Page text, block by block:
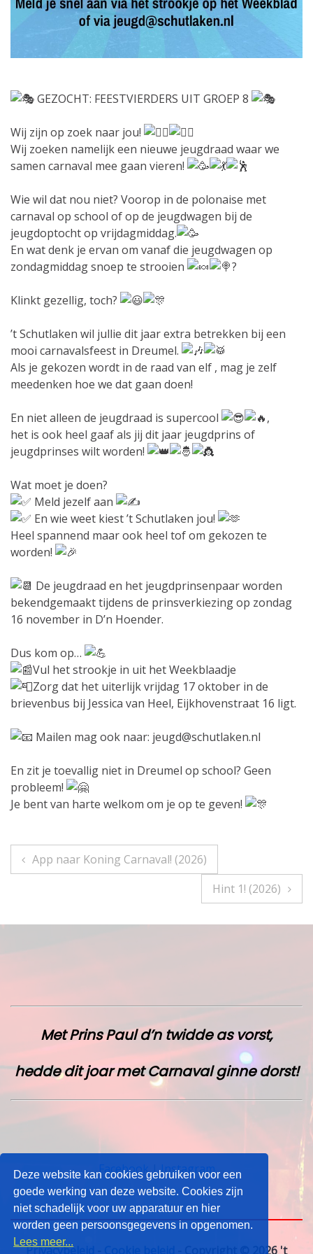
GEZOCHT: FEESTVIERDERS UIT GROEP 8
Wij zijn op zoek naar jou!
Wij zoeken namelijk een nieuwe jeugdraad waar we
samen carnaval mee gaan vieren!
Wie wil dat nou niet? Voorop in de polonaise met
carnaval op school of op de jeugdwagen bij de
jeugdoptocht op vrijdagmiddag.
En wat denk je ervan om vanaf die jeugdwagen op
zondagmiddag snoep te strooien
?
Klinkt gezellig, toch?
’t Schutlaken wil jullie dit jaar extra betrekken bij een
mooi carnavalsfeest in Dreumel.
Als je gekozen wordt in de raad van elf , mag je zelf
meedenken hoe we dat gaan doen!
En niet alleen de jeugdraad is supercool
,
het is ook heel gaaf als jij dit jaar jeugdprins of
jeugdprinses wilt worden!
Wat moet je doen?
Meld jezelf aan
En wie weet kiest ’t Schutlaken jou!
Heel spannend maar ook heel tof om gekozen te
worden!
De jeugdraad en het jeugdprinsenpaar worden
bekendgemaakt tijdens de prinsverkiezing op zondag
16 november in D’n Hoender.
Dus kom op…
Vul het strookje in uit het Weekblaadje
Zorg dat het uiterlijk vrijdag 17 oktober in de
brievenbus bij Jessica van Heel, Eijkhovenstraat 16 ligt.
Mailen mag ook naar: jeugd@schutlaken.nl
En zit je toevallig niet in Dreumel op school? Geen
probleem!
Je bent van harte welkom om je op te geven!
Bericht
App naar Koning Carnaval! (2026)
Hint 1! (2026)
Met Prins Paul d’n twidde as vorst,
hedde dit joar met Carnaval ginne dorst!
Facebook|Instagram
Privacybeleid - Copyright © 2026 't
Deze website kan cookies gebruiken voor een
goede werking van deze website. Cookies zijn
niet schadelijk voor uw apparatuur en hier
worden geen persoonsgegevens in opgenomen.
Lees meer...